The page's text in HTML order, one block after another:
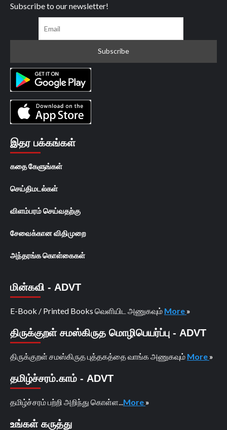
Subscribe to our newsletter!
இதர பக்கங்கள்
கதை கேளுங்கள்
செய்திமடல்கள்
விளம்பரம் செய்வதற்கு
சேவைக்கான விதிமுறை
அந்தரங்க கொள்கைகள்
மின்கவி - ADVT
E-Book / Printed Books வெளியிட அணுகவும் More »
திருக்குறள் சமஸ்கிருத மொழிபெயர்ப்பு - ADVT
திருக்குறள் சமஸ்கிருத புத்தகத்தை வாங்க அணுகவும் More »
தமிழ்ச்சரம்.காம் - ADVT
தமிழ்ச்சரம் பற்றி அறிந்து கொள்ள... More »
உங்கள் கருத்து